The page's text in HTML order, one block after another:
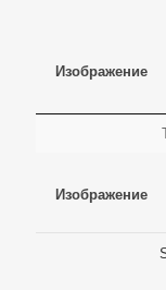
Изображение
Изображение